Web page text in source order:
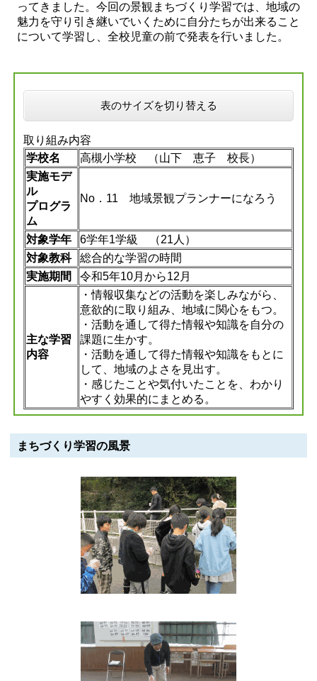
ってきました。今回の景観まちづくり学習では、地域の
魅力を守り引き継いでいくために自分たちが出来ること
について学習し、全校児童の前で発表を行いました。
表のサイズを切り替える
取り組み内容
学校名
高槻小学校 （山下 恵子 校長）
実施モデ
ル
プログラ
ム
No．11 地域景観プランナーになろう
対象学年
6学年1学級 （21人）
対象教科
総合的な学習の時間
実施期間
令和5年10月から12月
主な学習
内容
・情報収集などの活動を楽しみながら、
意欲的に取り組み、地域に関心をもつ。
・活動を通して得た情報や知識を自分の
課題に生かす。
・活動を通して得た情報や知識をもとに
して、地域のよさを見出す。
・感じたことや気付いたことを、わかり
やすく効果的にまとめる。
まちづくり学習の風景